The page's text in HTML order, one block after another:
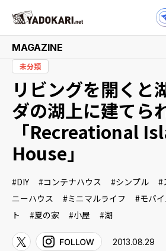
商品検索 読
PRODUCTS
MAGAZINE
MAGAZINE
未分類
リビングを開くと
ダの湖上に建てら
「Recreational
House」
DIY コンテナハウス シンプル
ニーハウス
ミニマルライフ モバ
ト
夏の家 小屋 湖
2013.08.29